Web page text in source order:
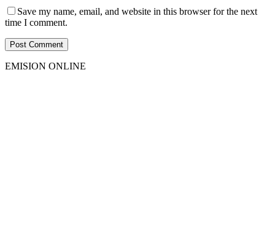
Save my name, email, and website in this browser for the next
time I comment.
EMISION ONLINE